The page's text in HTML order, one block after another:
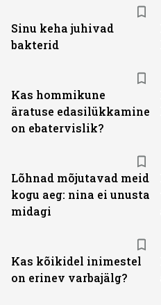
Sinu keha juhivad
bakterid
Kas hommikune
äratuse edasilükkamine
on ebatervislik?
Lõhnad mõjutavad meid
kogu aeg: nina ei unusta
midagi
Kas kõikidel inimestel
on erinev varbajälg?